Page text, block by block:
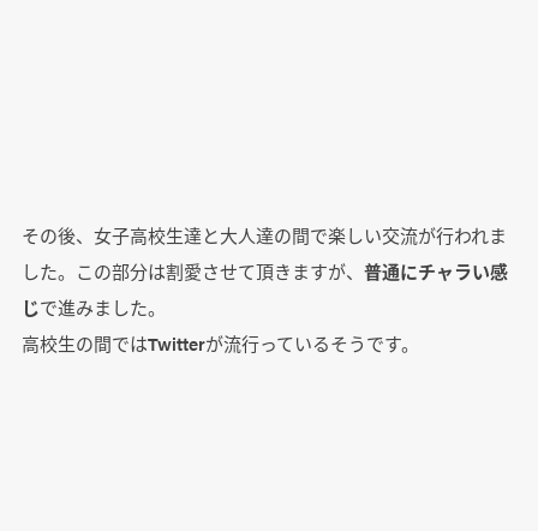
その後、女子高校生達と大人達の間で楽しい交流が行われま
した。この部分は割愛させて頂きますが、 普通にチャラい感
じで進みました。
高校生の間ではTwitterが流行っているそうです。